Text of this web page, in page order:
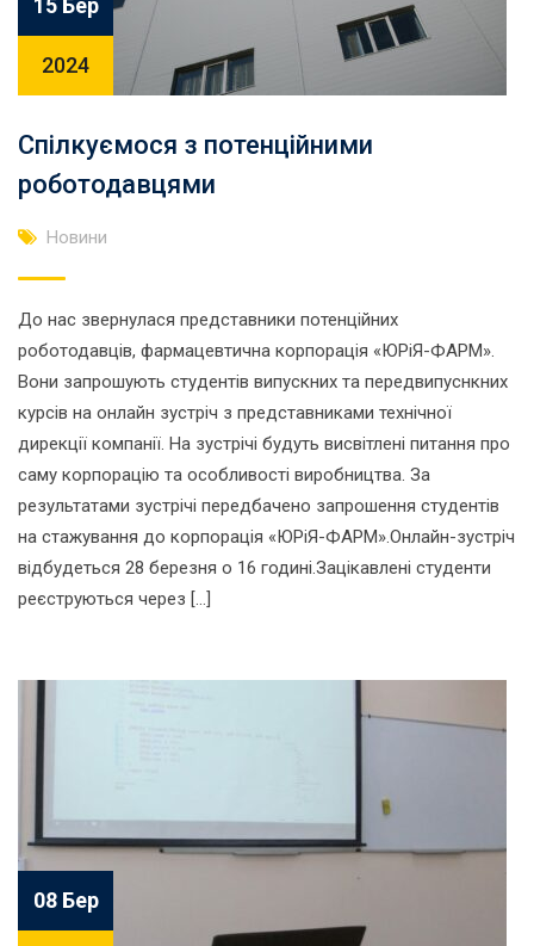
15 Бер
2024
Спілкуємося з потенційними
роботодавцями
Новини
До нас звернулася представники потенційних
роботодавців, фармацевтична корпорація «ЮРіЯ-ФАРМ».
Вони запрошують студентів випускних та передвипуснкних
курсів на онлайн зустріч з представниками технічної
дирекції компанії. На зустрічі будуть висвітлені питання про
саму корпорацію та особливості виробництва. За
результатами зустрічі передбачено запрошення студентів
на стажування до корпорація «ЮРіЯ-ФАРМ».Онлайн-зустріч
відбудеться 28 березня о 16 годині.Зацікавлені студенти
реєструються через […]
08 Бер